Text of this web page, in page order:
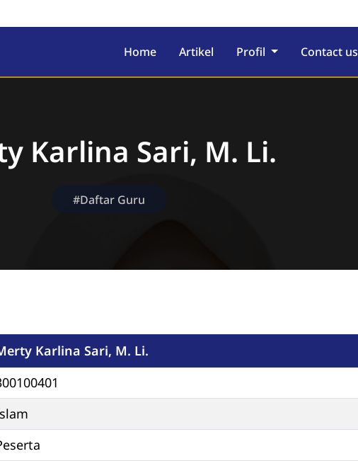
Home Artikel Profil Contact us
Karlina Sari, M. Li.
#Daftar Guru
Karlina Sari, M. Li.